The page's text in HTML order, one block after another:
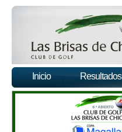
Inicio Resultados